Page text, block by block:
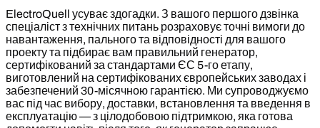
ElectroQuell усуває здогадки. З вашого першого дзвінка
спеціаліст з технічних питань розраховує точні вимоги до
навантаження, пального та відповідності для вашого
проекту та підбирає вам правильний генератор,
сертифікований за стандартами ЄС 5-го етапу,
виготовлений на сертифікованих європейських заводах і
забезпечений 30-місячною гарантією. Ми супроводжуємо
вас під час вибору, доставки, встановлення та введення в
експлуатацію — з цілодобовою підтримкою, яка готова